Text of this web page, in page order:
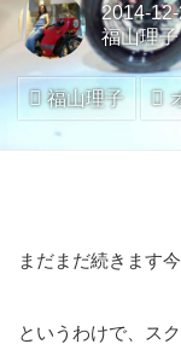
2014-
福山理子
福山理子
まだまだ続きます
というわけで、ス